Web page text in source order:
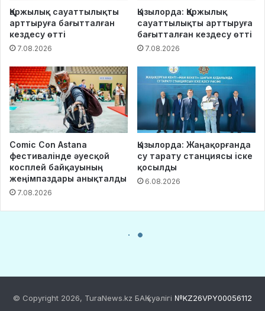
© Copyright 2026, TuraNews.kz БАҚ куәлігі №KZ26VPY00056112